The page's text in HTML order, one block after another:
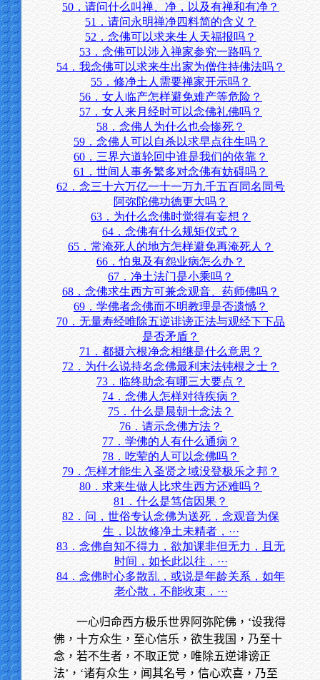
50．请问什么叫禅、净，以及有禅和有净？
51．请问永明禅净四料简的含义？
52．念佛可以求来生人天福报吗？
53．念佛可以涉入禅家参究一路吗？
54．我念佛可以求来生出家为僧住持佛法吗？
55．修净土人需要禅家开示吗？
56．女人临产怎样避免难产等危险？
57．女人来月经时可以念佛礼佛吗？
58．念佛人为什么也会惨死？
59．念佛人可以自杀以求早点往生吗？
60．三界六道轮回中谁是我们的依靠？
61．世间人事务繁多对念佛有妨碍吗？
62．念三十六万亿一十一万九千五百同名同号
阿弥陀佛功德更大吗？
63．为什么念佛时觉得有妄想？
64．念佛有什么规矩仪式？
65．常淹死人的地方怎样避免再淹死人？
66．怕鬼及有怨业病怎么办？
67．净土法门是小乘吗？
68．念佛求生西方可兼念观音、药师佛吗？
69．学佛者念佛而不明教理是否遗憾？
70．无量寿经唯除五逆诽谤正法与观经下下品
是否矛盾？
71．都摄六根净念相继是什么意思？
72．为什么说持名念佛最利末法钝根之士？
73．临终助念有哪三大要点？
74．念佛人怎样对待疾病？
75．什么是晨朝十念法？
76．请示念佛方法？
77．学佛的人有什么通病？
78．吃荤的人可以念佛吗？
79．怎样才能生入圣贤之域没登极乐之邦？
80．求来生做人比求生西方还难吗？
81．什么是笃信因果？
82．问，世俗专认念佛为送死，念观音为保
生，以故修净土未精者，···
83．念佛自知不得力，欲加课非但无力，且无
时间，如长此以往，···
84．念佛时心多散乱，或说是年龄关系，如年
老心散，不能收束，···
一心归命西方极乐世界阿弥陀佛，‘设我得
佛，十方众生，至心信乐，欲生我国，乃至十
念，若不生者，不取正觉，唯除五逆诽谤正
法’，‘诸有众生，闻其名号，信心欢喜，乃至